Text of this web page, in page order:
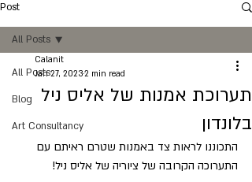
Post
All Posts
Blog
Art Consultancy
All Posts
תערוכת אמנות של אליס ניל
בלונדון
Calanit
Jan 27, 20232 min read
התכוננו לראות צד באמנות שטרם ראיתם עם
התערוכה הקרובה של ציוריה של אליס ניל!